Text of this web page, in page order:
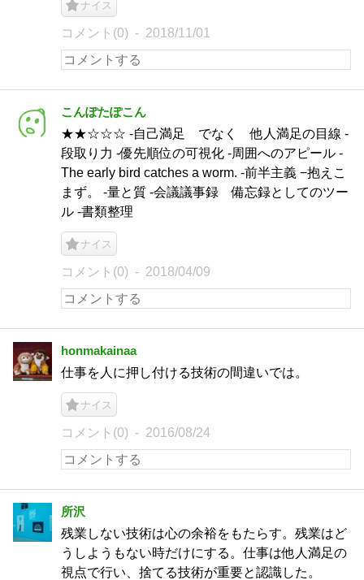
ナイス
コメント(0) 2018/11/01
こんぽたぽこん
★★☆☆☆ -自己満足 でなく 他人満足の目線 -
段取り力 -優先順位の可視化 -周囲へのアピール -
The early bird catches a worm. -前半主義 −抱えこ
まず。 -量と質 -会議議事録 備忘録としてのツー
ル -書類整理
ナイス
コメント(0) 2018/04/09
honmakainaa
仕事を人に押し付ける技術の間違いでは。
ナイス
コメント(0) 2016/08/24
所沢
残業しない技術は心の余裕をもたらす。残業はど
うしようもない時だけにする。仕事は他人満足の
視点で行い、捨てる技術が重要と認識した。